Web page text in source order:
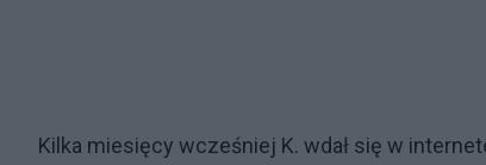
Kilka miesięcy wcześniej K. wdał się w